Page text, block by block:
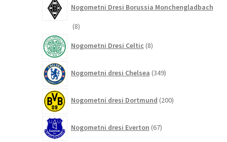
Nogometni Dresi Borussia Monchengladbach
88
Nogometni Dresi Celtic 8izdelkov
Nogometni dresi Chelsea 349izdelkov
Nogometni dresi Dortmund 200izdelkov
Nogometni dresi Everton 67izdelkov